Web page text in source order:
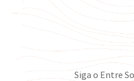
Siga o Entre